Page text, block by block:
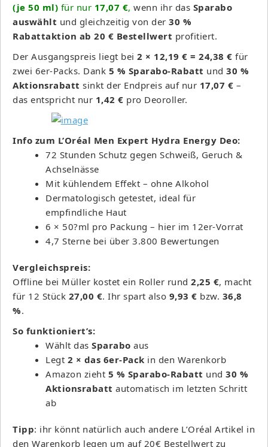
(je 50 ml) für nur 17,07 €, wenn ihr das Sparabo
auswählt und gleichzeitig von der 30 %
Rabattaktion ab 20 € Bestellwert profitiert.
Der Ausgangspreis liegt bei 2 × 12,19 € = 24,38 € für
zwei 6er-Packs. Dank 5 % Sparabo-Rabatt und 30 %
Aktionsrabatt sinkt der Endpreis auf nur 17,07 € –
das entspricht nur 1,42 € pro Deoroller.
Info zum L’Oréal Men Expert Hydra Energy Deo:
72 Stunden Schutz gegen Schweiß, Geruch &
Achselnässe
Mit kühlendem Effekt – ohne Alkohol
Dermatologisch getestet, ideal für
empfindliche Haut
6 × 50?ml pro Packung – hier im 12er-Vorrat
4,7 Sterne bei über 3.800 Bewertungen
Vergleichspreis:
Offline bei Müller kostet ein Roller rund 2,25 €, macht
für 12 Stück 27,00 €. Ihr spart also 9,93 € bzw. 36,8
%.
So funktioniert’s:
Wählt das Sparabo aus
Legt 2 × das 6er-Pack in den Warenkorb
Amazon zieht 5 % Sparabo-Rabatt und 30 %
Aktionsrabatt automatisch im letzten Schritt
ab
Tipp: ihr könnt natürlich auch andere L’Oréal Artikel in
den Warenkorb legen um auf 20€ Bestellwert zu